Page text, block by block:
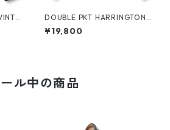
DOUBLE PKT HARRINGTON J
KT by LANDS'END
¥19,800
ル中の商品